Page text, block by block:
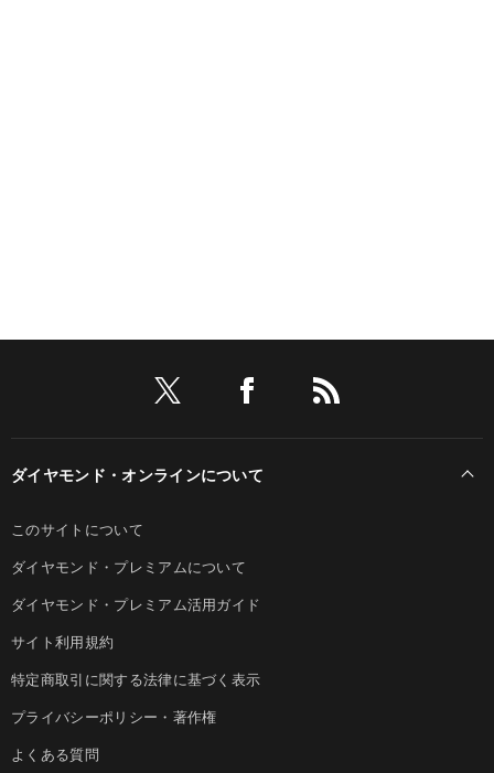
ダイヤモンド・オンラインについて
このサイトについて
ダイヤモンド・プレミアムについて
ダイヤモンド・プレミアム活用ガイド
サイト利用規約
特定商取引に関する法律に基づく表示
プライバシーポリシー・著作権
よくある質問